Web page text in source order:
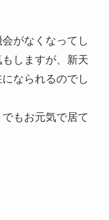
がなくなってし
しますが、新天
なられるのでし
もお元気で居て